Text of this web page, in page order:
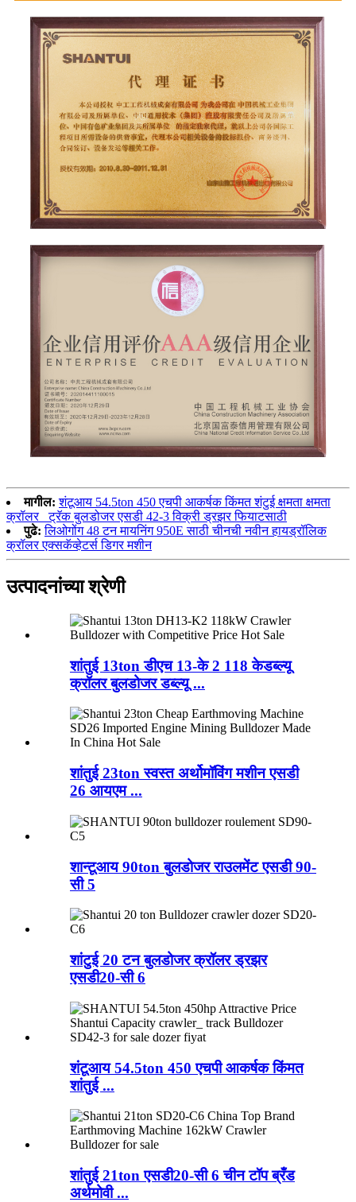
मागील: शंटूआय 54.5ton 450 एचपी आकर्षक किंमत शंटुई क्षमता क्षमता
क्रॉलर_ ट्रॅक बुलडोजर एसडी 42-3 विक्री ड्रझर फियाटसाठी
पुढे: लिओगोंग 48 टन मायनिंग 950E साठी चीनची नवीन हायड्रॉलिक
क्रॉलर एक्सकॅव्हेटर्स डिगर मशीन
उत्पादनांच्या श्रेणी
शांतुई 13ton डीएच 13-के 2 118 केडब्ल्यू
क्रॉलर बुलडोजर डब्ल्यू ...
शांतुई 23ton स्वस्त अर्थोमॉविंग मशीन एसडी
26 आयएम ...
शान्टूआय 90ton बुलडोजर राउलमेंट एसडी 90-
सी 5
शांटुई 20 टन बुलडोजर क्रॉलर ड्रझर
एसडी20-सी 6
शंटूआय 54.5ton 450 एचपी आकर्षक किंमत
शांतुई ...
शांतुई 21ton एसडी20-सी 6 चीन टॉप ब्रँड
अर्थमोवी ...